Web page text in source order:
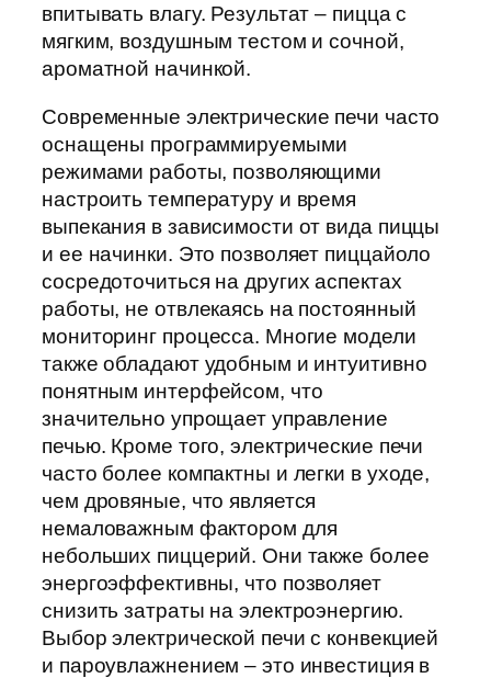
впитывать влагу. Результат – пицца с
мягким, воздушным тестом и сочной,
ароматной начинкой.
Современные электрические печи часто
оснащены программируемыми
режимами работы, позволяющими
настроить температуру и время
выпекания в зависимости от вида пиццы
и ее начинки. Это позволяет пиццайоло
сосредоточиться на других аспектах
работы, не отвлекаясь на постоянный
мониторинг процесса. Многие модели
также обладают удобным и интуитивно
понятным интерфейсом, что
значительно упрощает управление
печью. Кроме того, электрические печи
часто более компактны и легки в уходе,
чем дровяные, что является
немаловажным фактором для
небольших пиццерий. Они также более
энергоэффективны, что позволяет
снизить затраты на электроэнергию.
Выбор электрической печи с конвекцией
и пароувлажнением – это инвестиция в